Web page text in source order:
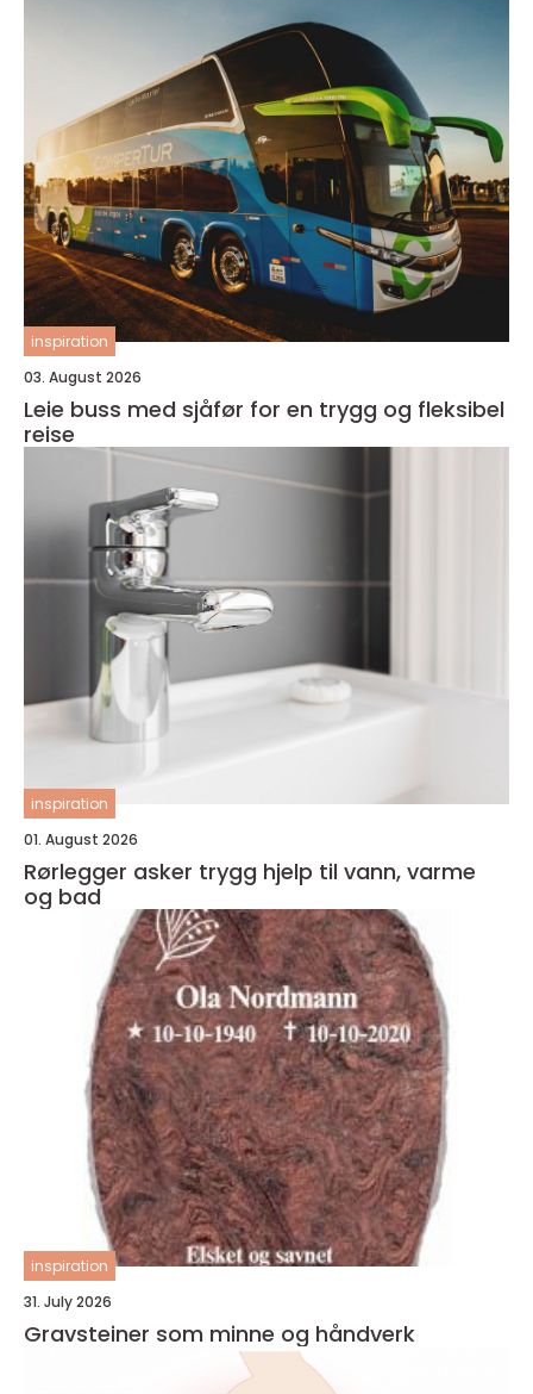
inspiration
03. August 2026
Leie buss med sjåfør for en trygg og fleksibel
reise
inspiration
01. August 2026
Rørlegger asker trygg hjelp til vann, varme
og bad
inspiration
31. July 2026
Gravsteiner som minne og håndverk